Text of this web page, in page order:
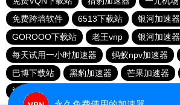
免费跨墙软件
6513下载站 银河加速器
GOROOO下载站
老王vnp
银河加速器
每天试用一小时加速器
蚂蚁npv加速器
巴博下载站
黑豹加速器 芒果加速器
旋风pvn加速器